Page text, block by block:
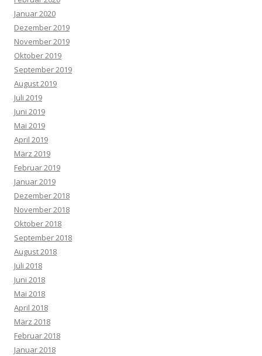
Januar 2020
Dezember 2019
November 2019
Oktober 2019
September 2019
August 2019
Juli 2019
Juni 2019
Mai 2019
April 2019
März 2019
Februar 2019
Januar 2019
Dezember 2018
November 2018
Oktober 2018
September 2018
August 2018
Juli 2018
Juni 2018
Mai 2018
April 2018
März 2018
Februar 2018
Januar 2018